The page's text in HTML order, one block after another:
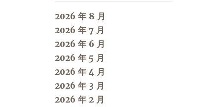
2026 年 8 月
2026 年 7 月
2026 年 6 月
2026 年 5 月
2026 年 4 月
2026 年 3 月
2026 年 2 月